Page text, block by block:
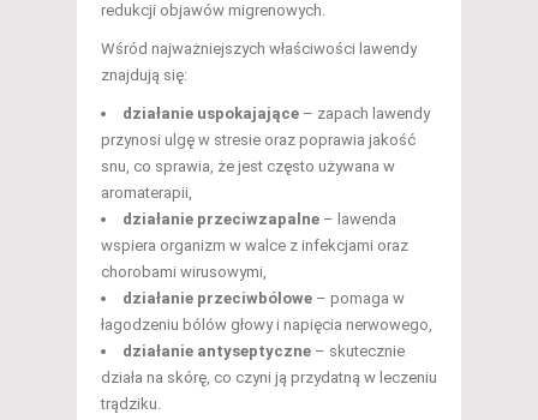
redukcji objawów migrenowych.
Wśród najważniejszych właściwości lawendy
znajdują się:
działanie uspokajające – zapach lawendy
przynosi ulgę w stresie oraz poprawia jakość
snu, co sprawia, że jest często używana w
aromaterapii,
działanie przeciwzapalne – lawenda
wspiera organizm w walce z infekcjami oraz
chorobami wirusowymi,
działanie przeciwbólowe – pomaga w
łagodzeniu bólów głowy i napięcia nerwowego,
działanie antyseptyczne – skutecznie
działa na skórę, co czyni ją przydatną w leczeniu
trądziku.